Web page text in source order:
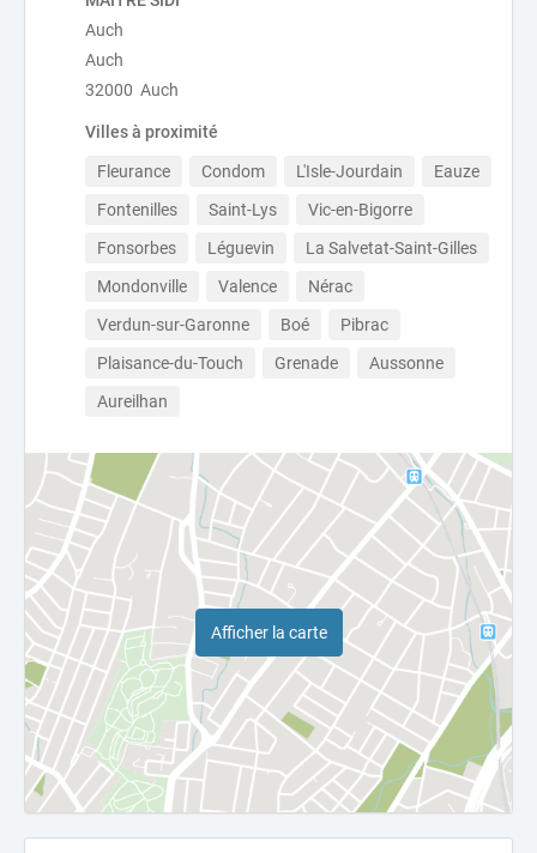
Auch
Auch
32000 Auch
Villes à proximité
Fleurance Condom L'Isle-Jourdain
Eauze
Fontenilles
Saint-Lys
Vic-en-Bigorre
Fonsorbes
Léguevin
La Salvetat-Saint-Gilles
Mondonville
Valence
Nérac
Verdun-sur-Garonne
Boé
Pibrac
Plaisance-du-Touch
Grenade
Aussonne
Aureilhan
Afficher la carte